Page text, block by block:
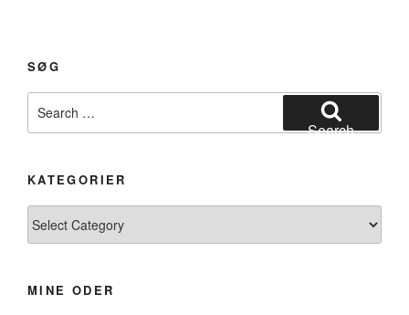
SØG
for:
Search
KATEGORIER
MINE ODER